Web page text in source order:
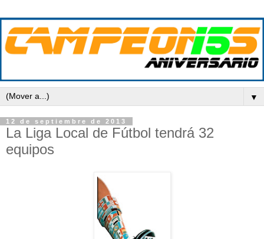
▼
12 de septiembre de 2013
La Liga Local de Fútbol tendrá 32
equipos